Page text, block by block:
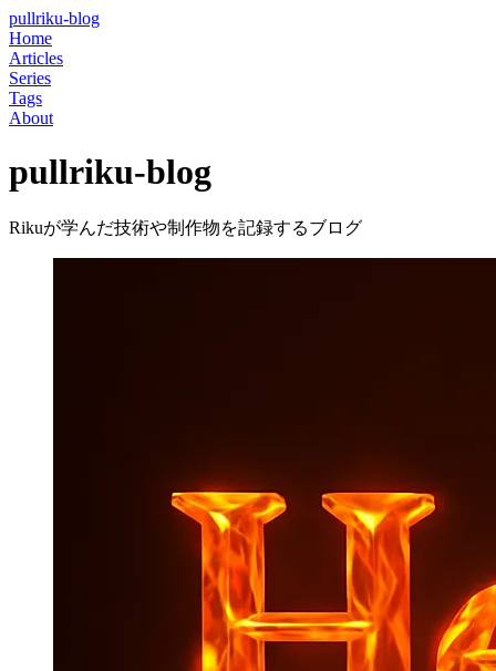
pullriku-blog
Home
Articles
Series
Tags
About
pullriku-blog
Rikuが学んだ技術や制作物を記録するブログ